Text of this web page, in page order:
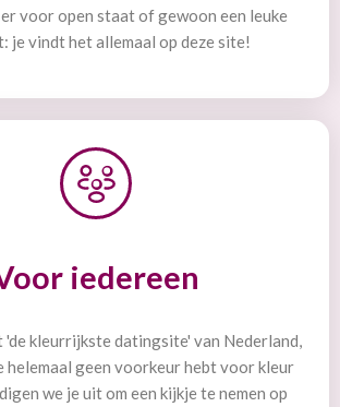
voor open staat of gewoon een leuke
je vindt het allemaal op deze site!
iedereen
'de kleurrijkste datingsite' van Nederland,
helemaal geen voorkeur hebt voor kleur
we je uit om een kijkje te nemen op